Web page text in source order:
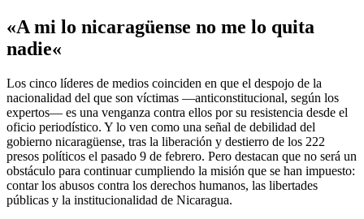
«A mi lo nicaragüense no me lo quita
nadie«
Los cinco líderes de medios coinciden en que el despojo de la
nacionalidad del que son víctimas —anticonstitucional, según los
expertos— es una venganza contra ellos por su resistencia desde el
oficio periodístico. Y lo ven como una señal de debilidad del
gobierno nicaragüense, tras la liberación y destierro de los 222
presos políticos el pasado 9 de febrero. Pero destacan que no será un
obstáculo para continuar cumpliendo la misión que se han impuesto:
contar los abusos contra los derechos humanos, las libertades
públicas y la institucionalidad de Nicaragua.